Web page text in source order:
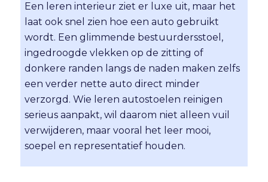
Een leren interieur ziet er luxe uit, maar het
laat ook snel zien hoe een auto gebruikt
wordt. Een glimmende bestuurdersstoel,
ingedroogde vlekken op de zitting of
donkere randen langs de naden maken zelfs
een verder nette auto direct minder
verzorgd. Wie leren autostoelen reinigen
serieus aanpakt, wil daarom niet alleen vuil
verwijderen, maar vooral het leer mooi,
soepel en representatief houden.